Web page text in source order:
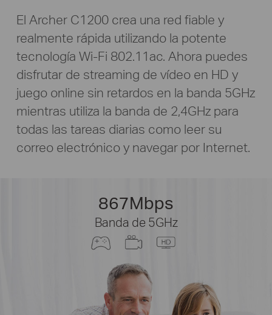
El Archer C1200 crea una red fiable y
realmente rápida utilizando la potente
tecnología Wi-Fi 802.11ac. Ahora puedes
disfrutar de streaming de vídeo en HD y
juego online sin retardos en la banda 5GHz
mientras utiliza la banda de 2,4GHz para
todas las tareas diarias como leer su
correo electrónico y navegar por Internet.
867Mbps
Banda de 5GHz